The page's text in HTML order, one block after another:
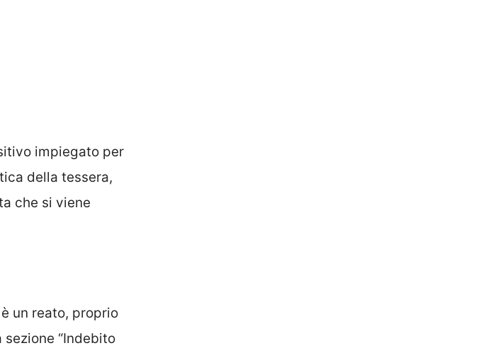
impiegato per
della tessera,
che si viene
un reato, proprio
sezione “Indebito